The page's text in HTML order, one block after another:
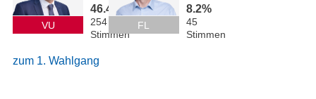
VU
46.4%
254
Stimmen
FL
8.2%
45
Stimmen
zum 1. Wahlgang